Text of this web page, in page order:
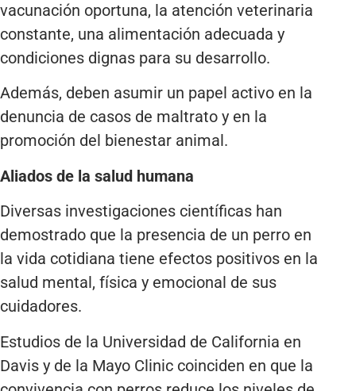
vacunación oportuna, la atención veterinaria
constante, una alimentación adecuada y
condiciones dignas para su desarrollo.
Además, deben asumir un papel activo en la
denuncia de casos de maltrato y en la
promoción del bienestar animal.
Aliados de la salud humana
Diversas investigaciones científicas han
demostrado que la presencia de un perro en
la vida cotidiana tiene efectos positivos en la
salud mental, física y emocional de sus
cuidadores.
Estudios de la Universidad de California en
Davis y de la Mayo Clinic coinciden en que la